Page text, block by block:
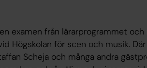
examen från lärarprogrammet
Högskolan för scen och musik.
Scheja och många andra